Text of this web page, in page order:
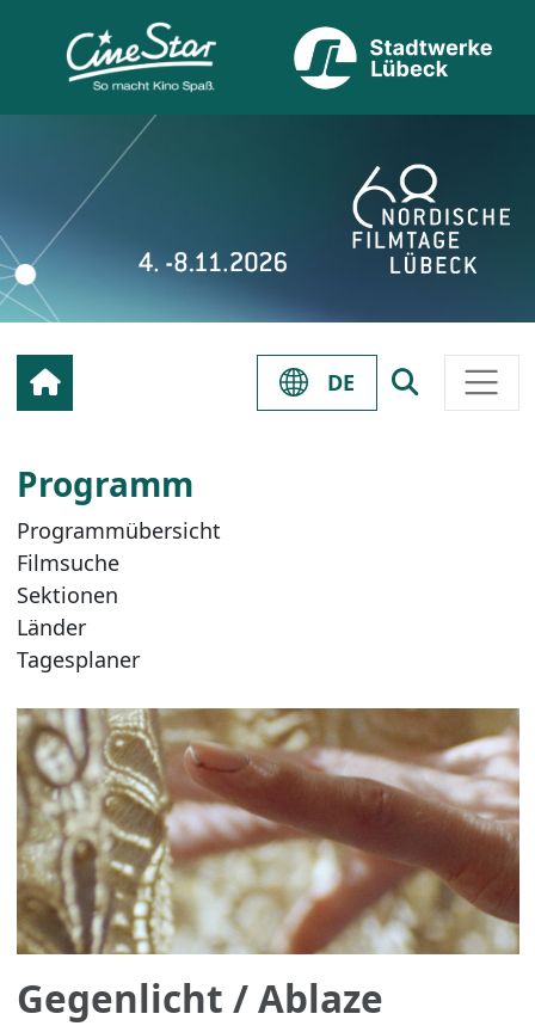
DE
Programm
Programmübersicht
Filmsuche
Sektionen
Länder
Tagesplaner
Gegenlicht / Ablaze